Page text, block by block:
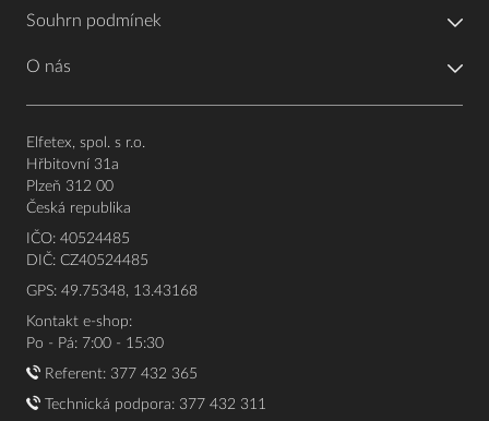
Souhrn podmínek
O nás
Elfetex, spol. s r.o.
Hřbitovní 31a
Plzeň 312 00
Česká republika
IČO: 40524485
DIČ: CZ40524485
GPS: 49.75348, 13.43168
Kontakt e-shop:
Po - Pá: 7:00 - 15:30
Referent: 377 432 365
Technická podpora: 377 432 311